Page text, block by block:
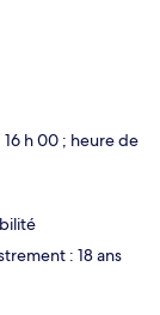
h 00 ; heure de
: 18 ans